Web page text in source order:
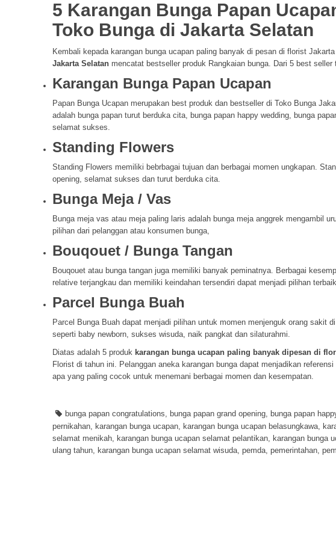
5 Karangan Bunga Papan
Toko Bunga di Jakarta Selatan
Kembali kepada karangan bunga ucapan paling banyak di pesan di florist
Jakarta Selatan mencatat bestseller produk Rangkaian bunga. Dari 5 best
Karangan Bunga Papan Ucapan
Papan Bunga Ucapan merupakan best produk dan bestseller di Toko Bunga
adalah bunga papan turut berduka cita, bunga papan happy wedding, bunga
selamat sukses.
Standing Flowers
Standing Flowers memiliki bebrbagai tujuan dan berbagai momen ungkapan.
opening, selamat sukses dan turut berduka cita.
Bunga Meja / Vas
Bunga meja vas atau meja paling laris adalah bunga meja anggrek mengambil
pilihan dari pelanggan atau konsumen bunga,
Bouqouet / Bunga Tangan
Bouqouet atau bunga tangan juga memiliki banyak peminatnya. Berbagai
relative terjangkau dan memiliki keindahan tersendiri dapat menjadi pilihan
Parcel Bunga Buah
Parcel Bunga Buah dapat menjadi pilihan untuk momen menjenguk orang sakit
seperti baby newborn, sukses wisuda, naik pangkat dan silaturahmi.
Diatas adalah 5 produk karangan bunga ucapan paling banyak dipesan di
Florist di tahun ini. Pelanggan aneka karangan bunga dapat menjadikan
apa yang paling cocok untuk menemani berbagai momen dan kesempatan.
bunga papan congratulations, bunga papan grand opening, bunga papan
pernikahan, karangan bunga ucapan, karangan bunga ucapan belasungkawa,
selamat menikah, karangan bunga ucapan selamat pelantikan, karangan bunga
ulang tahun, karangan bunga ucapan selamat wisuda, pemda, pemerintahan,